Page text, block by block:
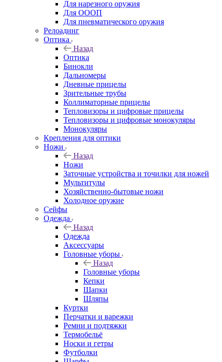
Для нарезного оружия
Для ОООП
Для пневматического оружия
Релоадинг
Оптика
Назад
Оптика
Бинокли
Дальномеры
Дневные прицелы
Зрительные трубы
Коллиматорные прицелы
Тепловизоры и цифровые прицелы
Тепловизоры и цифровые монокуляры
Монокуляры
Крепления для оптики
Ножи
Назад
Ножи
Заточные устройства и точилки для ножей
Мультитулы
Хозяйственно-бытовые ножи
Холодное оружие
Сейфы
Одежда
Назад
Одежда
Аксессуары
Головные уборы
Назад
Головные уборы
Кепки
Шапки
Шляпы
Куртки
Перчатки и варежки
Ремни и подтяжки
Термобельё
Носки и гетры
Футболки